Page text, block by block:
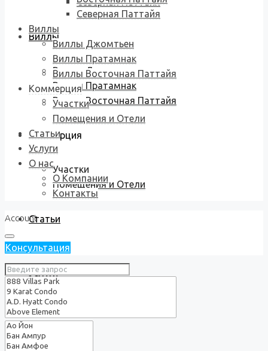
Виллы
Виллы Джомтьен
Виллы Пратамнак
Виллы Восточная Паттайя
Коммерция
Участки
Помещения и Отели
Статьи
Услуги
О нас
Северная Паттайя
Виллы
Виллы Джомтьен
Виллы Пратамнак
Виллы Восточная Паттайя
Коммерция
Участки
Помещения и Отели
Статьи
Услуги
О нас
О Компании
Контакты
Account
Консультация